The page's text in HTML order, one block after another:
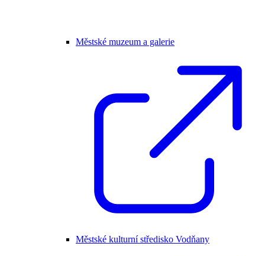
Městské muzeum a galerie
Městské kulturní středisko Vodňany